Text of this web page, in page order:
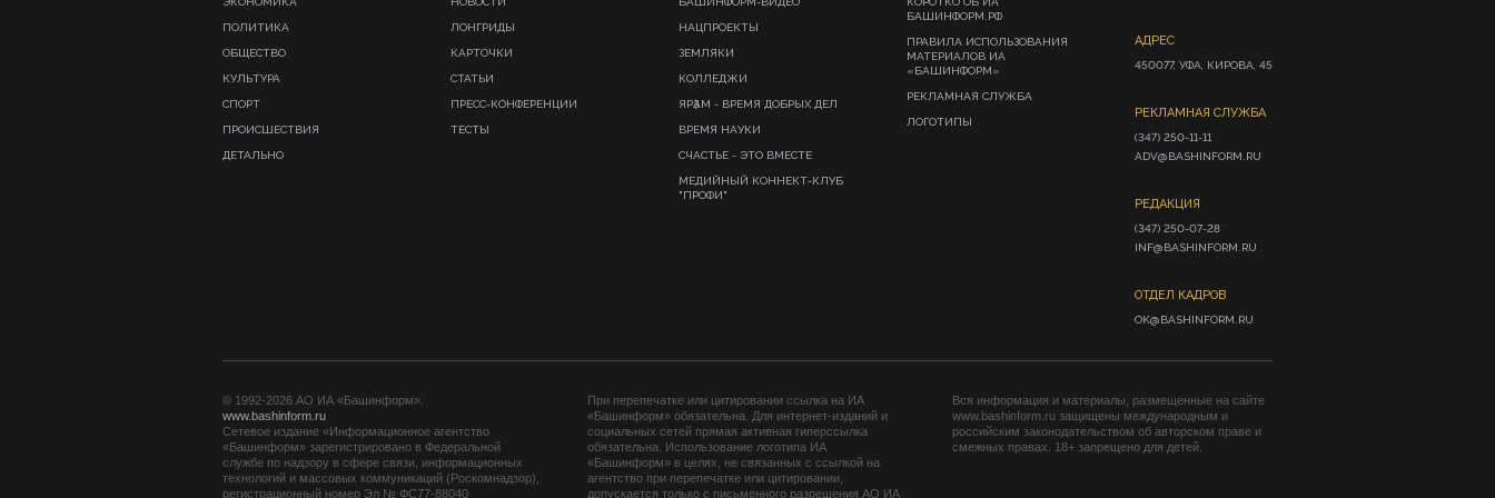
ПОЛИТИКА
ОБЩЕСТВО
КУЛЬТУРА
СПОРТ
ПРОИСШЕСТВИЯ
ДЕТАЛЬНО
ЛОНГРИДЫ
КАРТОЧКИ
СТАТЬИ
ПРЕСС-КОНФЕРЕНЦИИ
ТЕСТЫ
НАЦПРОЕКТЫ
ЗЕМЛЯКИ
КОЛЛЕДЖИ
ЯРҘАМ - ВРЕМЯ ДОБРЫХ ДЕЛ
ВРЕМЯ НАУКИ
СЧАСТЬЕ - ЭТО ВМЕСТЕ
МЕДИЙНЫЙ КОННЕКТ-КЛУБ
"ПРОФИ"
БАШИНФОРМ.РФ
ПРАВИЛА ИСПОЛЬЗОВАНИЯ
МАТЕРИАЛОВ ИА
«БАШИНФОРМ»
РЕКЛАМНАЯ СЛУЖБА
ЛОГОТИПЫ
АДРЕС
450077, УФА, КИРОВА, 45
РЕКЛАМНАЯ СЛУЖБА
(347) 250-11-11
ADV@BASHINFORM.RU
РЕДАКЦИЯ
(347) 250-07-28
INF@BASHINFORM.RU
ОТДЕЛ КАДРОВ
OK@BASHINFORM.RU
© 1992-2026 АО ИА «Башинформ».
www.bashinform.ru
Сетевое издание «Информационное агентство
«Башинформ» зарегистрировано в Федеральной
службе по надзору в сфере связи, информационных
технологий и массовых коммуникаций (Роскомнадзор),
регистрационный номер Эл № ФС77-88040
При перепечатке или цитировании ссылка на ИА
«Башинформ» обязательна. Для интернет-изданий и
социальных сетей прямая активная гиперссылка
обязательна. Использование логотипа ИА
«Башинформ» в целях, не связанных с ссылкой на
агентство при перепечатке или цитировании,
допускается только с письменного разрешения АО ИА
Вся информация и материалы, размещенные на сайте
www.bashinform.ru защищены международным и
российским законодательством об авторском праве и
смежных правах. 18+ запрещено для детей.